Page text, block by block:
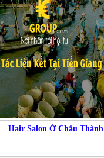
Hair Salon Ở Châu Thành